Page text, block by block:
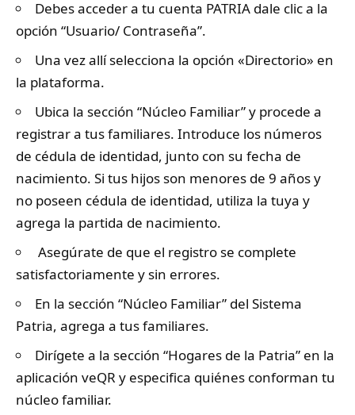
Debes acceder a tu cuenta PATRIA dale clic a la
opción “Usuario/ Contraseña”.
Una vez allí selecciona la opción «Directorio» en
la plataforma.
Ubica la sección “Núcleo Familiar” y procede a
registrar a tus familiares. Introduce los números
de cédula de identidad, junto con su fecha de
nacimiento. Si tus hijos son menores de 9 años y
no poseen cédula de identidad, utiliza la tuya y
agrega la partida de nacimiento.
Asegúrate de que el registro se complete
satisfactoriamente y sin errores.
En la sección “Núcleo Familiar” del Sistema
Patria, agrega a tus familiares.
Dirígete a la sección “Hogares de la Patria” en la
aplicación veQR y especifica quiénes conforman tu
núcleo familiar.